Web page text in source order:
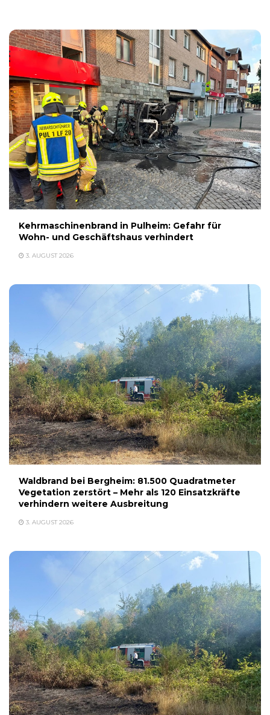
Kehrmaschinenbrand in Pulheim: Gefahr für
Wohn- und Geschäftshaus verhindert
3. AUGUST 2026
Waldbrand bei Bergheim: 81.500 Quadratmeter
Vegetation zerstört – Mehr als 120 Einsatzkräfte
verhindern weitere Ausbreitung
3. AUGUST 2026